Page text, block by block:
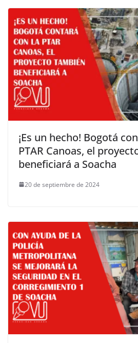
¡Es un hecho! Bogotá
PTAR Canoas, el
beneficiará a Soacha
20 de septiembre de 2024